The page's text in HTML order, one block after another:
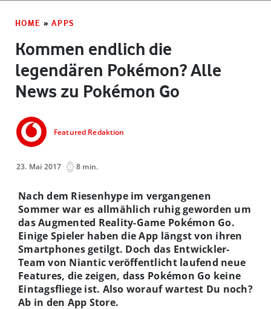
HOME » APPS
Kommen endlich die
legendären Pokémon? Alle
News zu Pokémon Go
Featured Redaktion
23. Mai 2017 8 min.
Nach dem Riesenhype im vergangenen
Sommer war es allmählich ruhig geworden um
das Augmented Reality-Game Pokémon Go.
Einige Spieler haben die App längst von ihren
Smartphones getilgt. Doch das Entwickler-
Team von Niantic veröffentlicht laufend neue
Features, die zeigen, dass Pokémon Go keine
Eintagsfliege ist. Also worauf wartest Du noch?
Ab in den App Store.